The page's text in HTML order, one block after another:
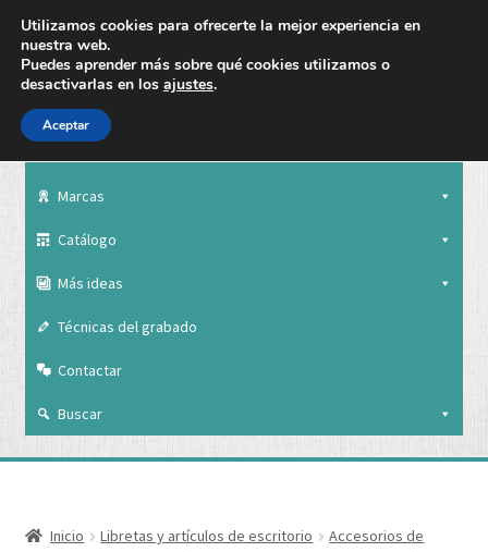
Marcas
Catálogo
Más ideas
Técnicas del grabado
Contactar
Buscar
Nuestra empresa
Inicio Libretas y artículos de escritorio
Accesorios de
Utilizamos cookies para ofrecerte la mejor experiencia en
nuestra web.
Puedes aprender más sobre qué cookies utilizamos o
desactivarlas en los ajustes.
Aceptar